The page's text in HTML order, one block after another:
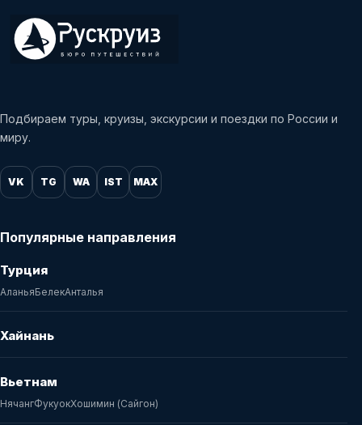
Подбираем туры, круизы, экскурсии и поездки по России и
миру.
VK TG WA IST MAX
Популярные направления
Турция
АланьяБелекАнталья
Хайнань
Вьетнам
НячангФукуокХошимин (Сайгон)